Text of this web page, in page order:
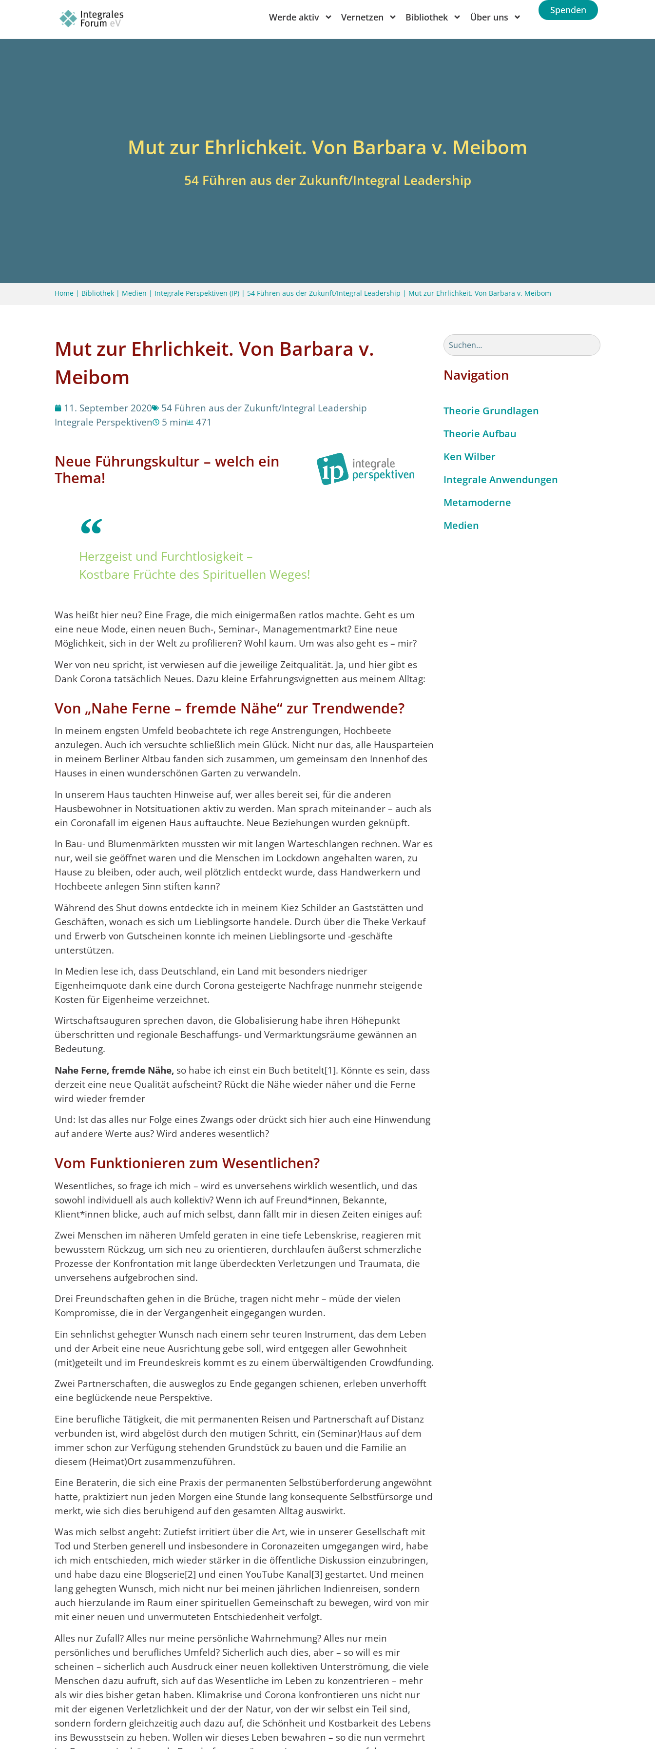
Werde aktiv Vernetzen Bibliothek Über uns
Spenden
Mut zur Ehrlichkeit. Von Barbara v. Meibom
54 Führen aus der Zukunft/Integral Leadership
Home | Bibliothek | Medien | Integrale Perspektiven (IP) | 54 Führen aus der Zukunft/Integral Leadership | Mut zur Ehrlichkeit. Von Barbara v. Meibom
Mut zur Ehrlichkeit. Von Barbara v.
Meibom
11. September 2020
54 Führen aus der Zukunft/Integral Leadership
Integrale Perspektiven
5 min 471
Neue Führungskultur – welch ein
Thema!
Herzgeist und Furchtlosigkeit –
Kostbare Früchte des Spirituellen Weges!
Was heißt hier neu? Eine Frage, die mich einigermaßen ratlos machte. Geht es um
eine neue Mode, einen neuen Buch-, Seminar-, Managementmarkt? Eine neue
Möglichkeit, sich in der Welt zu profilieren? Wohl kaum. Um was also geht es – mir?
Wer von neu spricht, ist verwiesen auf die jeweilige Zeitqualität. Ja, und hier gibt es
Dank Corona tatsächlich Neues. Dazu kleine Erfahrungsvignetten aus meinem Alltag:
Von „Nahe Ferne – fremde Nähe“ zur Trendwende?
In meinem engsten Umfeld beobachtete ich rege Anstrengungen, Hochbeete
anzulegen. Auch ich versuchte schließlich mein Glück. Nicht nur das, alle Hausparteien
in meinem Berliner Altbau fanden sich zusammen, um gemeinsam den Innenhof des
Hauses in einen wunderschönen Garten zu verwandeln.
In unserem Haus tauchten Hinweise auf, wer alles bereit sei, für die anderen
Hausbewohner in Notsituationen aktiv zu werden. Man sprach miteinander – auch als
ein Coronafall im eigenen Haus auftauchte. Neue Beziehungen wurden geknüpft.
In Bau- und Blumenmärkten mussten wir mit langen Warteschlangen rechnen. War es
nur, weil sie geöffnet waren und die Menschen im Lockdown angehalten waren, zu
Hause zu bleiben, oder auch, weil plötzlich entdeckt wurde, dass Handwerkern und
Hochbeete anlegen Sinn stiften kann?
Während des Shut downs entdeckte ich in meinem Kiez Schilder an Gaststätten und
Geschäften, wonach es sich um Lieblingsorte handele. Durch über die Theke Verkauf
und Erwerb von Gutscheinen konnte ich meinen Lieblingsorte und -geschäfte
unterstützen.
In Medien lese ich, dass Deutschland, ein Land mit besonders niedriger
Eigenheimquote dank eine durch Corona gesteigerte Nachfrage nunmehr steigende
Kosten für Eigenheime verzeichnet.
Wirtschaftsauguren sprechen davon, die Globalisierung habe ihren Höhepunkt
überschritten und regionale Beschaffungs- und Vermarktungsräume gewännen an
Bedeutung.
Nahe Ferne, fremde Nähe, so habe ich einst ein Buch betitelt[1]. Könnte es sein, dass
derzeit eine neue Qualität aufscheint? Rückt die Nähe wieder näher und die Ferne
wird wieder fremder
Und: Ist das alles nur Folge eines Zwangs oder drückt sich hier auch eine Hinwendung
auf andere Werte aus? Wird anderes wesentlich?
Vom Funktionieren zum Wesentlichen?
Wesentliches, so frage ich mich – wird es unversehens wirklich wesentlich, und das
sowohl individuell als auch kollektiv? Wenn ich auf Freund*innen, Bekannte,
Klient*innen blicke, auch auf mich selbst, dann fällt mir in diesen Zeiten einiges auf:
Zwei Menschen im näheren Umfeld geraten in eine tiefe Lebenskrise, reagieren mit
bewusstem Rückzug, um sich neu zu orientieren, durchlaufen äußerst schmerzliche
Prozesse der Konfrontation mit lange überdeckten Verletzungen und Traumata, die
unversehens aufgebrochen sind.
Drei Freundschaften gehen in die Brüche, tragen nicht mehr – müde der vielen
Kompromisse, die in der Vergangenheit eingegangen wurden.
Ein sehnlichst gehegter Wunsch nach einem sehr teuren Instrument, das dem Leben
und der Arbeit eine neue Ausrichtung gebe soll, wird entgegen aller Gewohnheit
(mit)geteilt und im Freundeskreis kommt es zu einem überwältigenden Crowdfunding.
Zwei Partnerschaften, die ausweglos zu Ende gegangen schienen, erleben unverhofft
eine beglückende neue Perspektive.
Eine berufliche Tätigkeit, die mit permanenten Reisen und Partnerschaft auf Distanz
verbunden ist, wird abgelöst durch den mutigen Schritt, ein (Seminar)Haus auf dem
immer schon zur Verfügung stehenden Grundstück zu bauen und die Familie an
diesem (Heimat)Ort zusammenzuführen.
Eine Beraterin, die sich eine Praxis der permanenten Selbstüberforderung angewöhnt
hatte, praktiziert nun jeden Morgen eine Stunde lang konsequente Selbstfürsorge und
merkt, wie sich dies beruhigend auf den gesamten Alltag auswirkt.
Was mich selbst angeht: Zutiefst irritiert über die Art, wie in unserer Gesellschaft mit
Tod und Sterben generell und insbesondere in Coronazeiten umgegangen wird, habe
ich mich entschieden, mich wieder stärker in die öffentliche Diskussion einzubringen,
und habe dazu eine Blogserie[2] und einen YouTube Kanal[3] gestartet. Und meinen
lang gehegten Wunsch, mich nicht nur bei meinen jährlichen Indienreisen, sondern
auch hierzulande im Raum einer spirituellen Gemeinschaft zu bewegen, wird von mir
mit einer neuen und unvermuteten Entschiedenheit verfolgt.
Alles nur Zufall? Alles nur meine persönliche Wahrnehmung? Alles nur mein
persönliches und berufliches Umfeld? Sicherlich auch dies, aber – so will es mir
scheinen – sicherlich auch Ausdruck einer neuen kollektiven Unterströmung, die viele
Menschen dazu aufruft, sich auf das Wesentliche im Leben zu konzentrieren – mehr
als wir dies bisher getan haben. Klimakrise und Corona konfrontieren uns nicht nur
mit der eigenen Verletzlichkeit und der der Natur, von der wir selbst ein Teil sind,
sondern fordern gleichzeitig auch dazu auf, die Schönheit und Kostbarkeit des Lebens
ins Bewusstsein zu heben. Wollen wir dieses Leben bewahren – so die nun vermehrt
Navigation
Theorie Grundlagen
Theorie Aufbau
Ken Wilber
Integrale Anwendungen
Metamoderne
Medien